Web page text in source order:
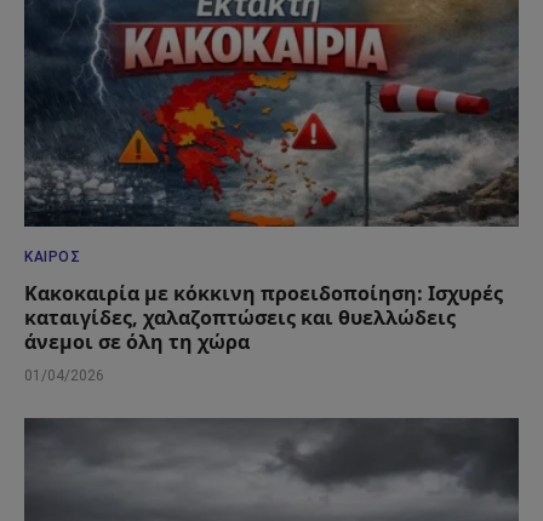
ΚΑΙΡΌΣ
Κακοκαιρία με κόκκινη προειδοποίηση: Ισχυρές
καταιγίδες, χαλαζοπτώσεις και θυελλώδεις
άνεμοι σε όλη τη χώρα
01/04/2026